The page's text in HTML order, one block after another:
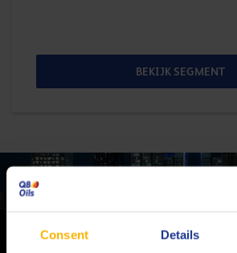
Consent Details
BEKIJK SEGMENT
Contacteer een van onze
CONTACTEER ONS